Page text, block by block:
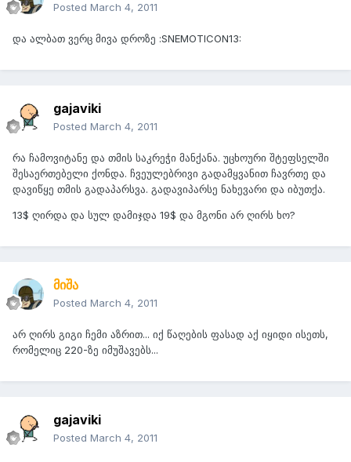
Posted March 4, 2011
და ალბათ ვერც მივა დროზე :SNEMOTICON13:
gajaviki
Posted March 4, 2011
რა ჩამოვიტანე და თმის საკრეჭი მანქანა. უცხოური შტეფსელში
შესაერთებელი ქონდა. ჩვეულებრივი გადამყვანით ჩავრთე და
დავიწყე თმის გადაპარსვა. გადავიპარსე ნახევარი და იბუთქა.
13$ ღირდა და სულ დამიჯდა 19$ და მგონი არ ღირს ხო?
მიშა
Posted March 4, 2011
არ ღირს გიგი ჩემი აზრით... იქ წაღების ფასად აქ იყიდი ისეთს,
რომელიც 220-ზე იმუშავებს...
gajaviki
Posted March 4, 2011